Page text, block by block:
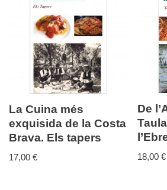
La Cuina més
exquisida de la Costa
Brava. Els tapers
17,00 €
De
18,00€